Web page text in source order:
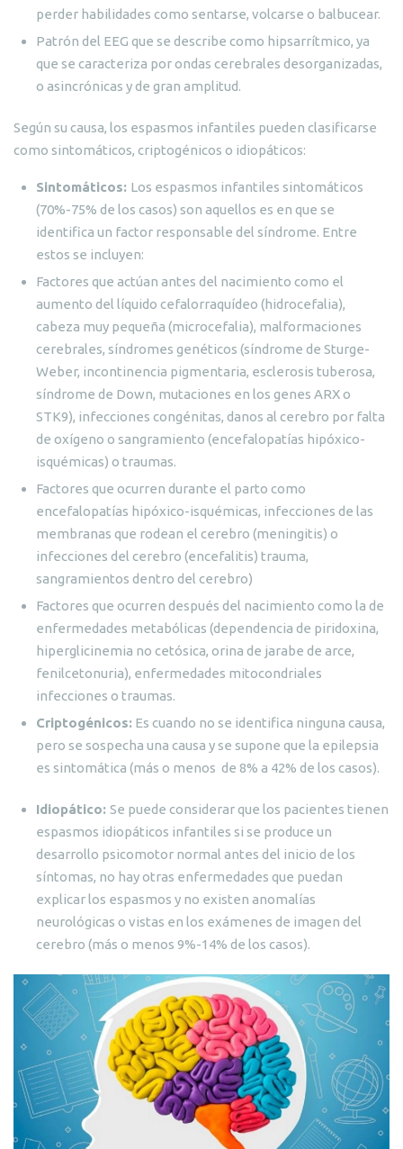
perder habilidades como sentarse, volcarse o balbucear.
Patrón del EEG que se describe como hipsarrítmico, ya
que se caracteriza por ondas cerebrales desorganizadas,
o asincrónicas y de gran amplitud.
Según su causa, los espasmos infantiles pueden clasificarse
como sintomáticos, criptogénicos o idiopáticos:
Sintomáticos: Los espasmos infantiles sintomáticos
(70%-75% de los casos) son aquellos es en que se
identifica un factor responsable del síndrome. Entre
estos se incluyen:
Factores que actúan antes del nacimiento como el
aumento del líquido cefalorraquídeo (hidrocefalia),
cabeza muy pequeña (microcefalia), malformaciones
cerebrales, síndromes genéticos (síndrome de Sturge-
Weber, incontinencia pigmentaria, esclerosis tuberosa,
síndrome de Down, mutaciones en los genes ARX o
STK9), infecciones congénitas, danos al cerebro por falta
de oxígeno o sangramiento (encefalopatías hipóxico-
isquémicas) o traumas.
Factores que ocurren durante el parto como
encefalopatías hipóxico-isquémicas, infecciones de las
membranas que rodean el cerebro (meningitis) o
infecciones del cerebro (encefalitis) trauma,
sangramientos dentro del cerebro)
Factores que ocurren después del nacimiento como la de
enfermedades metabólicas (dependencia de piridoxina,
hiperglicinemia no cetósica, orina de jarabe de arce,
fenilcetonuria), enfermedades mitocondriales
infecciones o traumas.
Criptogénicos: Es cuando no se identifica ninguna causa,
pero se sospecha una causa y se supone que la epilepsia
es sintomática (más o menos de 8% a 42% de los casos).
Idiopático: Se puede considerar que los pacientes tienen
espasmos idiopáticos infantiles si se produce un
desarrollo psicomotor normal antes del inicio de los
síntomas, no hay otras enfermedades que puedan
explicar los espasmos y no existen anomalías
neurológicas o vistas en los exámenes de imagen del
cerebro (más o menos 9%-14% de los casos).